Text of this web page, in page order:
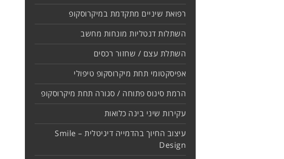
רפואת שיניים מתקדמת במיקרוסקופ
השתלות דנטליות מונחות מחשב
השתלת עצם / שחזור רכסים
אפיסקטומי תחת מיקרוסקופ טיפולי
הרמת סינוס פתוחה / סגורה תחת מיקרוסקופ
עקירות שיני בינה כלואות
עיצוב החיוך בהדמייה דיגיטלית – Smile
Design